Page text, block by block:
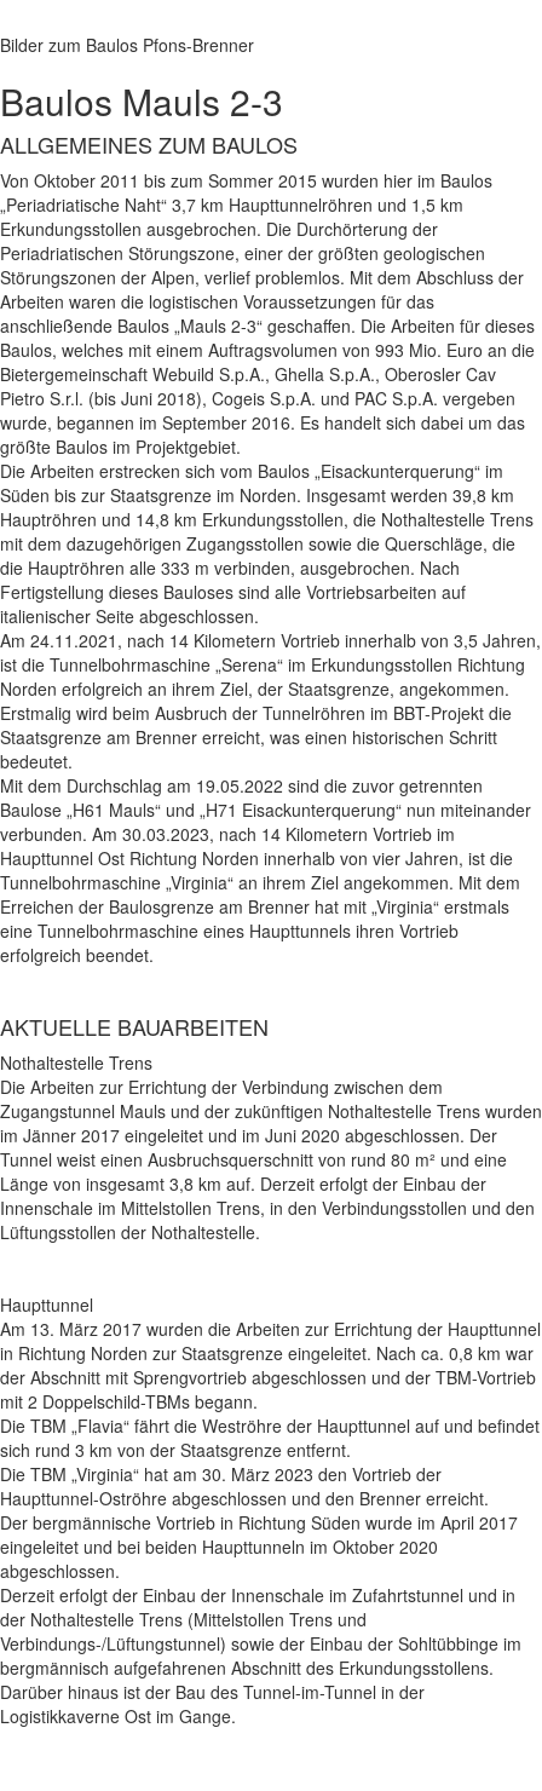
Bilder zum Baulos Pfons-Brenner
Baulos Mauls 2-3
ALLGEMEINES ZUM BAULOS
Von Oktober 2011 bis zum Sommer 2015 wurden hier im Baulos
„Periadriatische Naht“ 3,7 km Haupttunnelröhren und 1,5 km
Erkundungsstollen ausgebrochen. Die Durchörterung der
Periadriatischen Störungszone, einer der größten geologischen
Störungszonen der Alpen, verlief problemlos. Mit dem Abschluss der
Arbeiten waren die logistischen Voraussetzungen für das
anschließende Baulos „Mauls 2-3“ geschaffen. Die Arbeiten für dieses
Baulos, welches mit einem Auftragsvolumen von 993 Mio. Euro an die
Bietergemeinschaft Webuild S.p.A., Ghella S.p.A., Oberosler Cav
Pietro S.r.l. (bis Juni 2018), Cogeis S.p.A. und PAC S.p.A. vergeben
wurde, begannen im September 2016. Es handelt sich dabei um das
größte Baulos im Projektgebiet.
Die Arbeiten erstrecken sich vom Baulos „Eisackunterquerung“ im
Süden bis zur Staatsgrenze im Norden. Insgesamt werden 39,8 km
Hauptröhren und 14,8 km Erkundungsstollen, die Nothaltestelle Trens
mit dem dazugehörigen Zugangsstollen sowie die Querschläge, die
die Hauptröhren alle 333 m verbinden, ausgebrochen. Nach
Fertigstellung dieses Bauloses sind alle Vortriebsarbeiten auf
italienischer Seite abgeschlossen.
Am 24.11.2021, nach 14 Kilometern Vortrieb innerhalb von 3,5 Jahren,
ist die Tunnelbohrmaschine „Serena“ im Erkundungsstollen Richtung
Norden erfolgreich an ihrem Ziel, der Staatsgrenze, angekommen.
Erstmalig wird beim Ausbruch der Tunnelröhren im BBT-Projekt die
Staatsgrenze am Brenner erreicht, was einen historischen Schritt
bedeutet.
Mit dem Durchschlag am 19.05.2022 sind die zuvor getrennten
Baulose „H61 Mauls“ und „H71 Eisackunterquerung“ nun miteinander
verbunden. Am 30.03.2023, nach 14 Kilometern Vortrieb im
Haupttunnel Ost Richtung Norden innerhalb von vier Jahren, ist die
Tunnelbohrmaschine „Virginia“ an ihrem Ziel angekommen. Mit dem
Erreichen der Baulosgrenze am Brenner hat mit „Virginia“ erstmals
eine Tunnelbohrmaschine eines Haupttunnels ihren Vortrieb
erfolgreich beendet.
AKTUELLE BAUARBEITEN
Nothaltestelle Trens
Die Arbeiten zur Errichtung der Verbindung zwischen dem
Zugangstunnel Mauls und der zukünftigen Nothaltestelle Trens wurden
im Jänner 2017 eingeleitet und im Juni 2020 abgeschlossen. Der
Tunnel weist einen Ausbruchsquerschnitt von rund 80 m² und eine
Länge von insgesamt 3,8 km auf. Derzeit erfolgt der Einbau der
Innenschale im Mittelstollen Trens, in den Verbindungsstollen und den
Lüftungsstollen der Nothaltestelle.
Haupttunnel
Am 13. März 2017 wurden die Arbeiten zur Errichtung der Haupttunnel
in Richtung Norden zur Staatsgrenze eingeleitet. Nach ca. 0,8 km war
der Abschnitt mit Sprengvortrieb abgeschlossen und der TBM-Vortrieb
mit 2 Doppelschild-TBMs begann.
Die TBM „Flavia“ fährt die Weströhre der Haupttunnel auf und befindet
sich rund 3 km von der Staatsgrenze entfernt.
Die TBM „Virginia“ hat am 30. März 2023 den Vortrieb der
Haupttunnel-Oströhre abgeschlossen und den Brenner erreicht.
Der bergmännische Vortrieb in Richtung Süden wurde im April 2017
eingeleitet und bei beiden Haupttunneln im Oktober 2020
abgeschlossen.
Derzeit erfolgt der Einbau der Innenschale im Zufahrtstunnel und in
der Nothaltestelle Trens (Mittelstollen Trens und
Verbindungs-/Lüftungstunnel) sowie der Einbau der Sohltübbinge im
bergmännisch aufgefahrenen Abschnitt des Erkundungsstollens.
Darüber hinaus ist der Bau des Tunnel-im-Tunnel in der
Logistikkaverne Ost im Gange.